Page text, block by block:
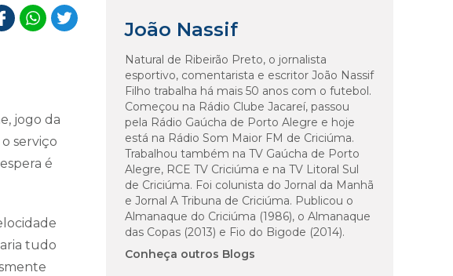
jogo da
serviço
é
tudo
João Nassif
Natural de Ribeirão Preto, o jornalista
esportivo, comentarista e escritor João Nassif
Filho trabalha há mais 50 anos com o futebol.
Começou na Rádio Clube Jacareí, passou
pela Rádio Gaúcha de Porto Alegre e hoje
está na Rádio Som Maior FM de Criciúma.
Trabalhou também na TV Gaúcha de Porto
Alegre, RCE TV Criciúma e na TV Litoral Sul
de Criciúma. Foi colunista do Jornal da Manhã
e Jornal A Tribuna de Criciúma. Publicou o
Almanaque do Criciúma (1986), o Almanaque
das Copas (2013) e Fio do Bigode (2014).
Conheça outros Blogs